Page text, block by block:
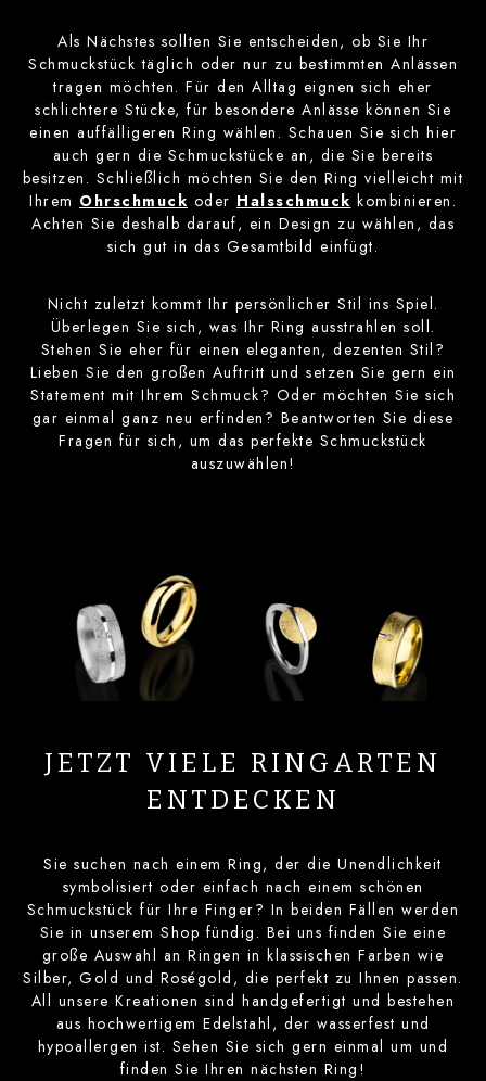
Als Nächstes sollten Sie entscheiden, ob Sie Ihr
Schmuckstück täglich oder nur zu bestimmten Anlässen
tragen möchten. Für den Alltag eignen sich eher
schlichtere Stücke, für besondere Anlässe können Sie
einen auffälligeren Ring wählen. Schauen Sie sich hier
auch gern die Schmuckstücke an, die Sie bereits
besitzen. Schließlich möchten Sie den Ring vielleicht mit
Ihrem Ohrschmuck oder Halsschmuck kombinieren.
Achten Sie deshalb darauf, ein Design zu wählen, das
sich gut in das Gesamtbild einfügt.
Nicht zuletzt kommt Ihr persönlicher Stil ins Spiel.
Überlegen Sie sich, was Ihr Ring ausstrahlen soll.
Stehen Sie eher für einen eleganten, dezenten Stil?
Lieben Sie den großen Auftritt und setzen Sie gern ein
Statement mit Ihrem Schmuck? Oder möchten Sie sich
gar einmal ganz neu erfinden? Beantworten Sie diese
Fragen für sich, um das perfekte Schmuckstück
auszuwählen!
JETZT VIELE RINGARTEN
ENTDECKEN
Sie suchen nach einem Ring, der die Unendlichkeit
symbolisiert oder einfach nach einem schönen
Schmuckstück für Ihre Finger? In beiden Fällen werden
Sie in unserem Shop fündig. Bei uns finden Sie eine
große Auswahl an Ringen in klassischen Farben wie
Silber, Gold und Roségold, die perfekt zu Ihnen passen.
All unsere Kreationen sind handgefertigt und bestehen
aus hochwertigem Edelstahl, der wasserfest und
hypoallergen ist. Sehen Sie sich gern einmal um und
finden Sie Ihren nächsten Ring!